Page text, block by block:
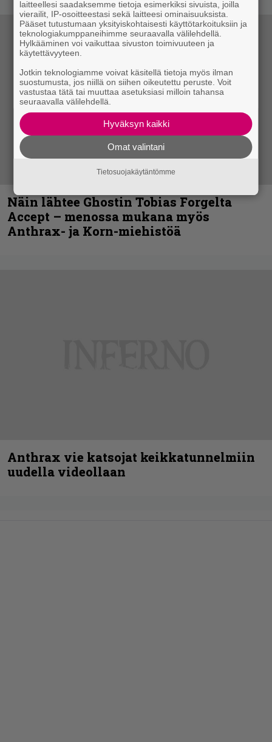
Näin lähtee Ghostin Tobias Forgelta
Accept – menossa mukana myös
Anthrax- ja Korn-miehistöä
Anthrax vie katsojat keikkatunnelmiin
uudella videollaan
laitteellesi saadaksemme tietoja esimerkiksi sivuista, joilla
vierailit, IP-osoitteestasi sekä laitteesi ominaisuuksista.
Pääset tutustumaan yksityiskohtaisesti käyttötarkoituksiin ja
teknologiakumppaneihimme seuraavalla välilehdellä.
Hylkääminen voi vaikuttaa sivuston toimivuuteen ja
käytettävyyteen.
Jotkin teknologiamme voivat käsitellä tietoja myös ilman
suostumusta, jos niillä on siihen oikeutettu peruste. Voit
vastustaa tätä tai muuttaa asetuksiasi milloin tahansa
seuraavalla välilehdellä.
Hyväksyn kaikki
Omat valintani
Tietosuojakäytäntömme